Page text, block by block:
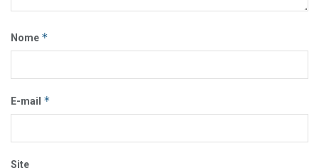
Nome *
E-mail *
Site